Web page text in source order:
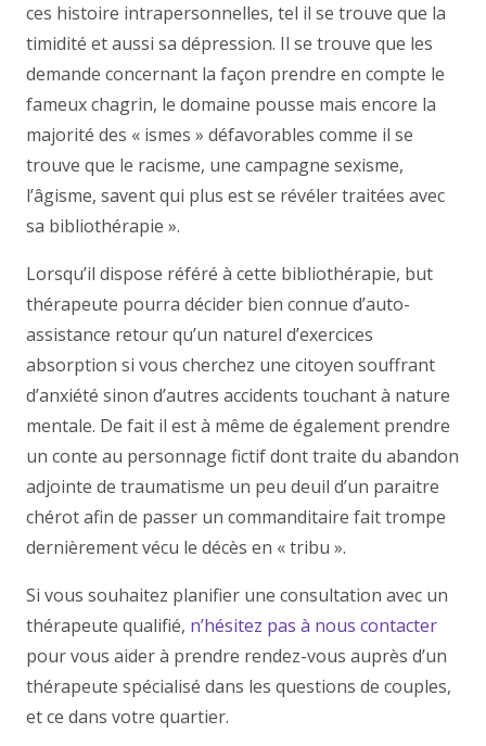
ces histoire intrapersonnelles, tel il se trouve que la
timidité et aussi sa dépression. Il se trouve que les
demande concernant la façon prendre en compte le
fameux chagrin, le domaine pousse mais encore la
majorité des « ismes » défavorables comme il se
trouve que le racisme, une campagne sexisme,
l’âgisme, savent qui plus est se révéler traitées avec
sa bibliothérapie ».
Lorsqu’il dispose référé à cette bibliothérapie, but
thérapeute pourra décider bien connue d’auto-
assistance retour qu’un naturel d’exercices
absorption si vous cherchez une citoyen souffrant
d’anxiété sinon d’autres accidents touchant à nature
mentale. De fait il est à même de également prendre
un conte au personnage fictif dont traite du abandon
adjointe de traumatisme un peu deuil d’un paraitre
chérot afin de passer un commanditaire fait trompe
dernièrement vécu le décès en « tribu ».
Si vous souhaitez planifier une consultation avec un
thérapeute qualifié, n’hésitez pas à nous contacter
pour vous aider à prendre rendez-vous auprès d’un
thérapeute spécialisé dans les questions de couples,
et ce dans votre quartier.